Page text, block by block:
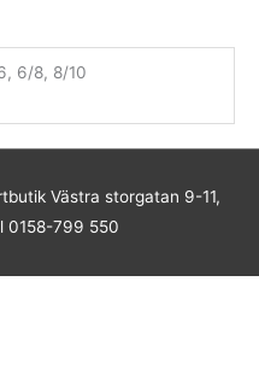
6/8, 8/10
Västra storgatan 9-11,
0158-799 550